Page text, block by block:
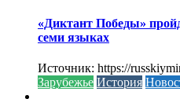
«Диктант Победы»
семи языках
Источник: https://
Зарубежье История